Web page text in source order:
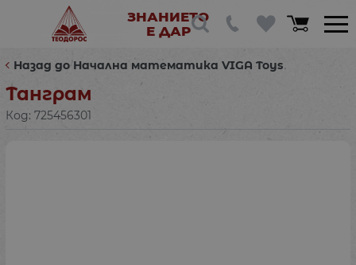
ЗНАНИЕТО
Е ДАР
Назад до Начална математика VIGA Toys
Танграм
Код: 725456301